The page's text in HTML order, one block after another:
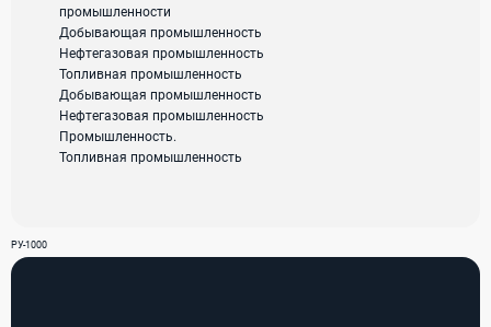
E-mail:
novatek@novatek.ru
промышленности
Добывающая промышленность
Нефтегазовая промышленность
Топливная промышленность
Добывающая промышленность
Нефтегазовая промышленность
Промышленность.
Топливная промышленность
РУ-1000